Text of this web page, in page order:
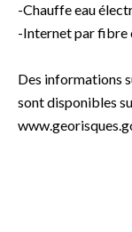
-Chauffe eau
-Internet par fibre
Des informations
sont disponibles